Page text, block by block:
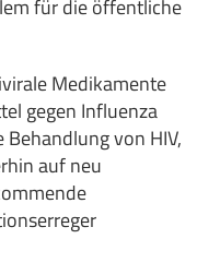
für die öffentliche
Medikamente
gegen Influenza
von HIV,
auf neu